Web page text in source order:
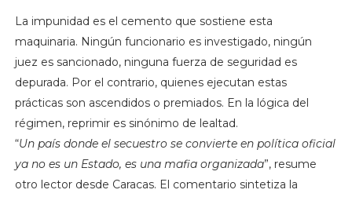
La impunidad es el cemento que sostiene esta
maquinaria. Ningún funcionario es investigado, ningún
juez es sancionado, ninguna fuerza de seguridad es
depurada. Por el contrario, quienes ejecutan estas
prácticas son ascendidos o premiados. En la lógica del
régimen, reprimir es sinónimo de lealtad.
“Un país donde el secuestro se convierte en política oficial
ya no es un Estado, es una mafia organizada”, resume
otro lector desde Caracas. El comentario sintetiza la